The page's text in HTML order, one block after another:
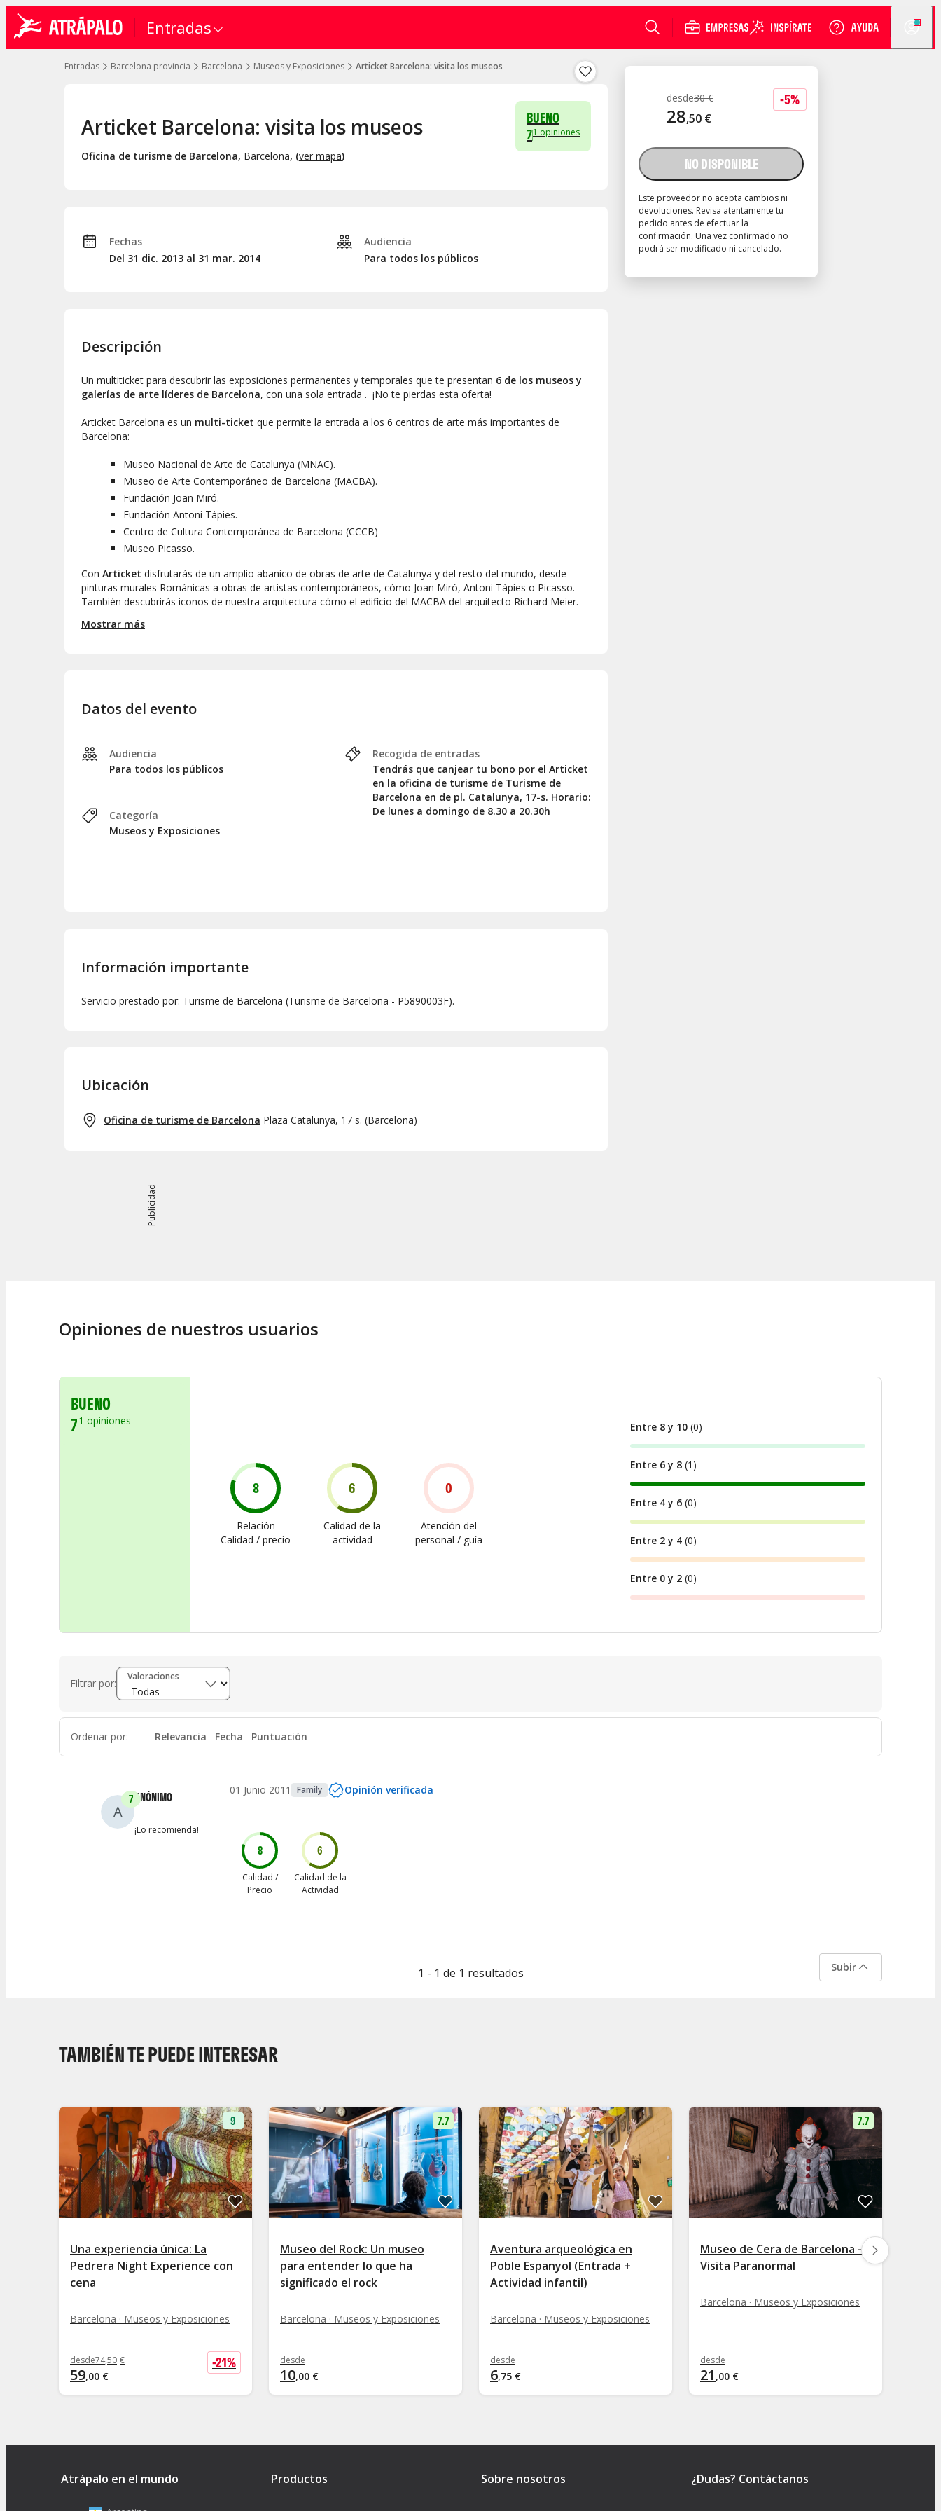
Entradas
Entradas Barcelona provincia Barcelona Museos y Exposiciones Articket Barcelona: visita los museos
-5%
desde30 €
28,50 €
NO DISPONIBLE
Este proveedor no acepta cambios ni
devoluciones. Revisa atentamente tu
pedido antes de efectuar la
confirmación. Una vez confirmado no
podrá ser modificado ni cancelado.
Articket Barcelona: visita los museos
Oficina de turisme de Barcelona, Barcelona, (ver mapa)
BUENO
71 opiniones
Fechas
Del 31 dic. 2013 al 31 mar. 2014
Audiencia
Para todos los públicos
Descripción
Un multiticket para descubrir las exposiciones permanentes y temporales que te presentan 6 de los museos y
galerías de arte líderes de Barcelona, con una sola entrada . ¡No te pierdas esta oferta!
Articket Barcelona es un multi-ticket que permite la entrada a los 6 centros de arte más importantes de
Barcelona:
Museo Nacional de Arte de Catalunya (MNAC).
Museo de Arte Contemporáneo de Barcelona (MACBA).
Fundación Joan Miró.
Fundación Antoni Tàpies.
Centro de Cultura Contemporánea de Barcelona (CCCB)
Museo Picasso.
Con Articket disfrutarás de un amplio abanico de obras de arte de Catalunya y del resto del mundo, desde
pinturas murales Románicas a obras de artistas contemporáneos, cómo Joan Miró, Antoni Tàpies o Picasso.
También descubrirás iconos de nuestra arquitectura cómo el edificio del MACBA del arquitecto Richard Meier.
Condiciones:
Grupos de más de 10 persones imprescindible reserva previa a cada museo.
Mostrar más
Datos del evento
Audiencia
Para todos los públicos
Categoría
Museos y Exposiciones
Recogida de entradas
Tendrás que canjear tu bono por el Articket
en la oficina de turisme de Turisme de
Barcelona en de pl. Catalunya, 17-s. Horario:
De lunes a domingo de 8.30 a 20.30h
Información importante
Servicio prestado por: Turisme de Barcelona (Turisme de Barcelona - P5890003F).
Ubicación
Oficina de turisme de Barcelona Plaza Catalunya, 17 s. (Barcelona)
Publicidad
Opiniones de nuestros usuarios
BUENO
71 opiniones
8
Relación
Calidad / precio
6
Calidad de la
actividad
0
Atención del
personal / guía
Entre 8 y 10 (0)
Entre 6 y 8 (1 )
Entre 4 y 6 (0)
Entre 2 y 4 (0)
Entre 0 y 2 (0)
Filtrar por:
Valoraciones
Ordenar por: Relevancia Fecha Puntuación
A
7 ANÓNIMO
¡Lo recomienda!
01 Junio 2011 Family Opinión verificada
8
Calidad /
Precio
6
Calidad de la
Actividad
1 - 1 de 1 resultados Subir
TAMBIÉN TE PUEDE INTERESAR
9
Una experiencia única: La
Pedrera Night Experience con
cena
Barcelona · Museos y Exposiciones
desde74,50 €
59,00 €
-21%
7.7
Museo del Rock: Un museo
para entender lo que ha
significado el rock
Barcelona · Museos y Exposiciones
desde
10,00 €
Aventura arqueológica en
Poble Espanyol (Entrada +
Actividad infantil)
Barcelona · Museos y Exposiciones
desde
6,75 €
7.7
Museo de Cera de Barcelona -
Visita Paranormal
Barcelona · Museos y Exposiciones
desde
21 ,00 €
Atrápalo en el mundo Productos Sobre nosotros ¿Dudas? Contáctanos